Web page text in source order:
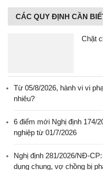
CÁC QUY ĐỊNH CẦN
Chặt
Từ 05/8/2026, hành vi vi
nhiêu?
6 điểm mới Nghị định 174/
nghiệp từ 01/7/2026
Nghị định 281/2026/NĐ-
dụng chung, vợ chồng bị